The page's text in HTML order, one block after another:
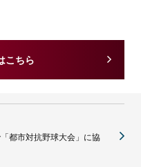
こちら
都市対抗野球大会」に協